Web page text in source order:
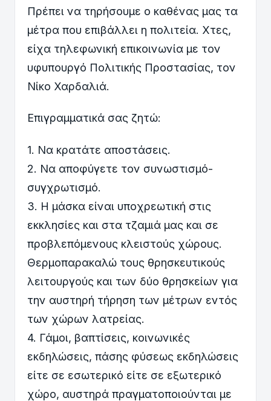
Πρέπει να τηρήσουμε ο καθένας μας τα
μέτρα που επιβάλλει η πολιτεία. Χτες,
είχα τηλεφωνική επικοινωνία με τον
υφυπουργό Πολιτικής Προστασίας, τον
Νίκο Χαρδαλιά.
Επιγραμματικά σας ζητώ:
1. Να κρατάτε αποστάσεις.
2. Να αποφύγετε τον συνωστισμό-
συγχρωτισμό.
3. Η μάσκα είναι υποχρεωτική στις
εκκλησίες και στα τζαμιά μας και σε
προβλεπόμενους κλειστούς χώρους.
Θερμοπαρακαλώ τους θρησκευτικούς
λειτουργούς και των δύο θρησκείων για
την αυστηρή τήρηση των μέτρων εντός
των χώρων λατρείας.
4. Γάμοι, βαπτίσεις, κοινωνικές
εκδηλώσεις, πάσης φύσεως εκδηλώσεις
είτε σε εσωτερικό είτε σε εξωτερικό
χώρο, αυστηρά πραγματοποιούνται με